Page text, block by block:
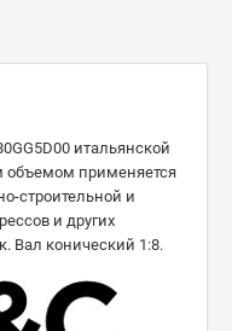
итальянской
объемом применяется
строительной и
и других
Вал конический 1:8.